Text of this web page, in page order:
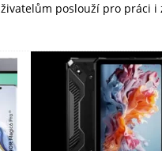
poslouží pro práci